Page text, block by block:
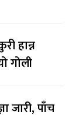
हान्न
गोली
जारी, पाँच